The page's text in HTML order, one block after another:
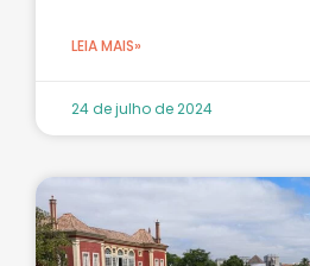
LEIA MAIS»
24 de julho de 2024